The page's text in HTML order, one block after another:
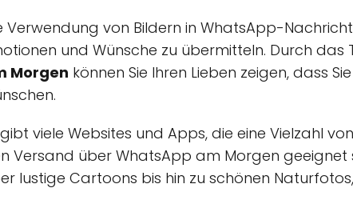
Verwendung von Bildern in WhatsApp-
und Wünsche zu übermitteln. Durch das
Morgen können Sie Ihren Lieben zeigen, dass
gibt viele Websites und Apps, die eine Vielzahl
Versand über WhatsApp am Morgen geeignet
lustige Cartoons bis hin zu schönen